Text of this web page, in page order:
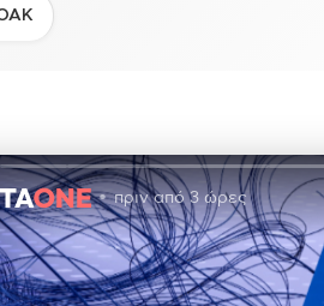
πριν από 3 ώρες